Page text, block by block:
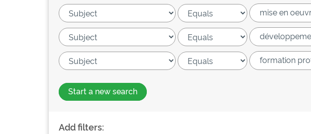
Start a new search
Add filters: